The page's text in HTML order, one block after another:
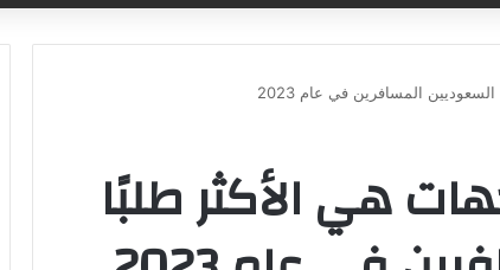
عن
المسافرين في عام 2023
هي الأكثر طلبًا